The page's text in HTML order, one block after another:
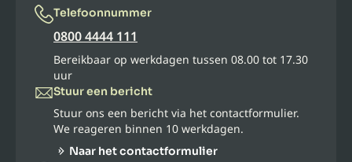
Telefoonnummer
0800 4444 111
Bereikbaar op werkdagen tussen 08.00 tot 17.30
uur
Stuur een bericht
Stuur ons een bericht via het contactformulier.
We reageren binnen 10 werkdagen.
Naar het contactformulier